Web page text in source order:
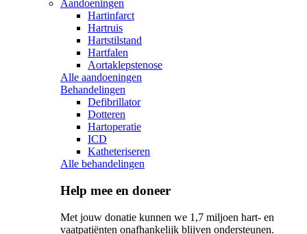
Aandoeningen
Hartinfarct
Hartruis
Hartstilstand
Hartfalen
Aortaklepstenose
Alle aandoeningen
Behandelingen
Defibrillator
Dotteren
Hartoperatie
ICD
Katheteriseren
Alle behandelingen
Help mee en doneer
Met jouw donatie kunnen we 1,7 miljoen hart- en
vaatpatiënten onafhankelijk blijven ondersteunen.